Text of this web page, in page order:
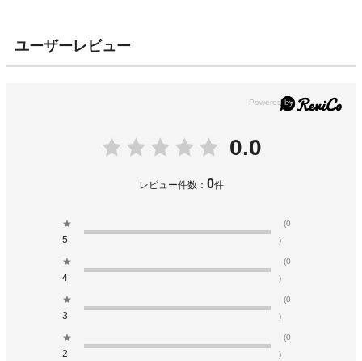
ユーザーレビュー
0.0
レビュー件数： 0件
★
5
(0
)
★
4
(0
)
★
3
(0
)
★
2
(0
)